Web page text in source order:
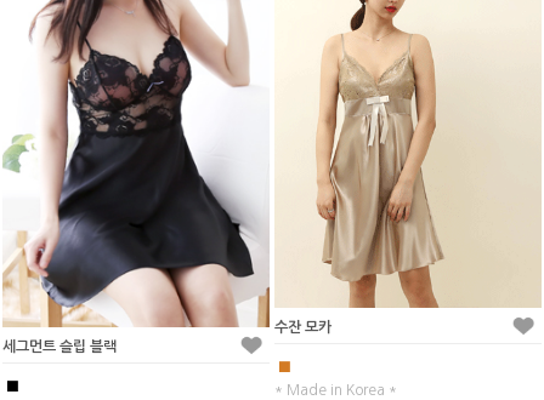
세그먼트 슬립 블랙
■
수잔 모카
■
* Made in Korea *